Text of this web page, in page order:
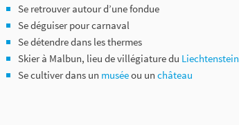
Se retrouver autour d’une fondue
Se déguiser pour carnaval
Se détendre dans les thermes
Skier à Malbun, lieu de villégiature du Liechtenstein
Se cultiver dans un muséeou un château